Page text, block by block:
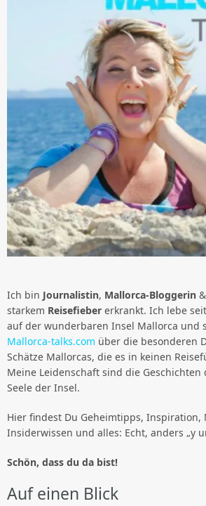
Ich bin Journalistin, Mallorca-Bloggerin
starkem Reisefieber erkrankt. Ich lebe
auf der wunderbaren Insel Mallorca und
Mallorca-talks.com über die besonderen
Schätze Mallorcas, die es in keinen
Meine Leidenschaft sind die Geschichten
Seele der Insel.
Hier findest Du Geheimtipps, Inspiration,
Insiderwissen und alles: Echt, anders „y
Schön, dass du da bist!
Auf einen Blick